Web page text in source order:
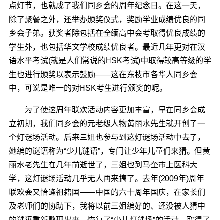
点灯节，也就成了我们同乡会的周年纪念日。在这一天，
除了聚餐之外，还举办颁奖仪式，奖励学业成绩优良的同
乡会子弟。获奖者除包括在全缅高中会考取得优良成绩的
学生外，也包括华文学校成绩优良者。最近几年更对在汉
语水平考试(就是人们常说的HSK考试)中取得较高等级的学
生也进行颁奖以表示鼓励――这在东枝市各华人同乡会
中，可说是唯一的对HSK考生进行颁奖的呢。
为了使这周年联欢活动内容更加丰富，早在同乡会成
立初期，我们同乡会的元老级人物黄丽水先生就开创了一
个灯谜场活动。后来三姐也参与到这灯谜场活动中去了，
她编的谜语称为“少儿谜语”，专门让少年儿童们来猜。但黄
丽水老先生在几年前逝世了，三姐也到马奎市上医科大
学，这灯谜场活动几乎无人再来搞了。去年(2009年)周年
联欢会又恰逢祖籍国――中国的六十周年国庆，在家长们
及老师们的协助下，我将以前三姐编好的、还没被人猜中